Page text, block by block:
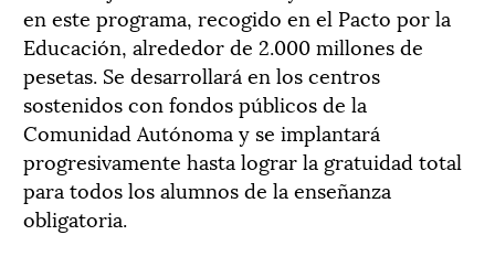
en este programa, recogido en el Pacto por la
Educación, alrededor de 2.000 millones de
pesetas. Se desarrollará en los centros
sostenidos con fondos públicos de la
Comunidad Autónoma y se implantará
progresivamente hasta lograr la gratuidad total
para todos los alumnos de la enseñanza
obligatoria.